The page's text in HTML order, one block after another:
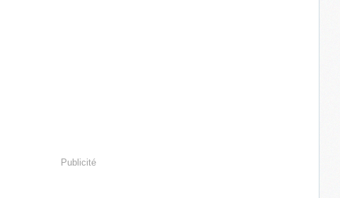
Publicité